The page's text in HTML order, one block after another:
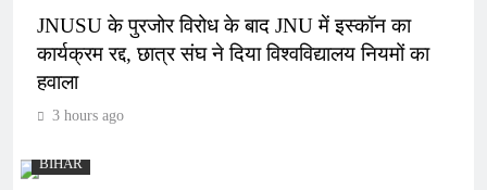
JNUSU के पुरजोर विरोध के बाद JNU में इस्कॉन का
कार्यक्रम रद्द, छात्र संघ ने दिया विश्वविद्यालय नियमों का
हवाला
3 hours ago
BIHAR